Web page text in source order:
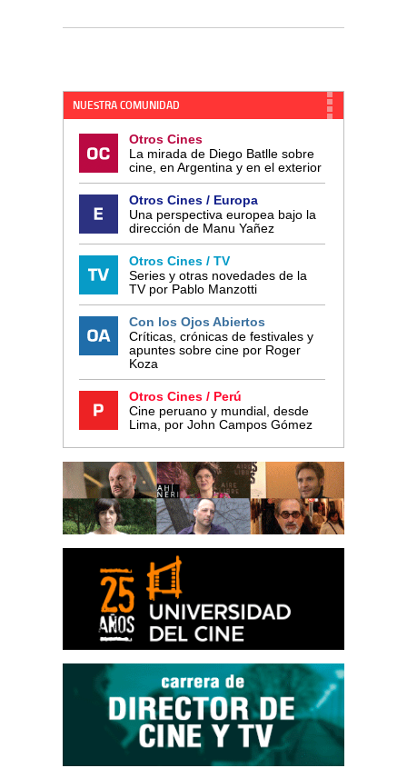
NUESTRA COMUNIDAD
Otros Cines
La mirada de Diego Batlle sobre
cine, en Argentina y en el exterior
Otros Cines / Europa
Una perspectiva europea bajo la
dirección de Manu Yañez
Otros Cines / TV
Series y otras novedades de la
TV por Pablo Manzotti
Con los Ojos Abiertos
Críticas, crónicas de festivales y
apuntes sobre cine por Roger
Koza
Otros Cines / Perú
Cine peruano y mundial, desde
Lima, por John Campos Gómez